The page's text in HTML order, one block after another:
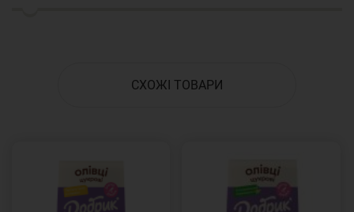
СХОЖІ ТОВАРИ